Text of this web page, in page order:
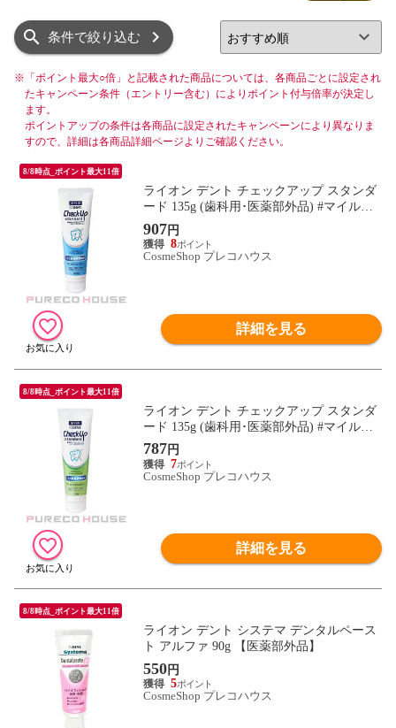
条件で絞り込む
※ 「ポイント最大○倍」と記載された商品については、各商品ごとに設定され
たキャンペーン条件（エントリー含む）によりポイント付与倍率が決定し
ます。
ポイントアップの条件は各商品に設定されたキャンペーンにより異なりま
すので、詳細は各商品詳細ページよりご確認ください。
8/8時点_ポイント最大11倍
ライオン デント チェックアップ スタンダ
ード 135g (歯科用･医薬部外品) #マイルド
ピュアミント
907円
8
CosmeShop プレコハウス
詳細を見る
8/8時点_ポイント最大11倍
ライオン デント チェックアップ スタンダ
ード 135g (歯科用･医薬部外品) #マイルド
シトラスミント
787 円
7
CosmeShop プレコハウス
詳細を見る
8/8時点_ポイント最大11倍
ライオン デント システマ デンタルペース
ト アルファ 90g 【医薬部外品】
550円
5
CosmeShop プレコハウス